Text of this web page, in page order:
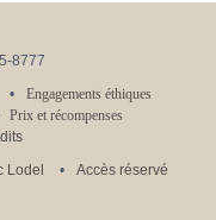
8777
Engagements éthiques
Prix et récompenses
Lodel Accès réservé